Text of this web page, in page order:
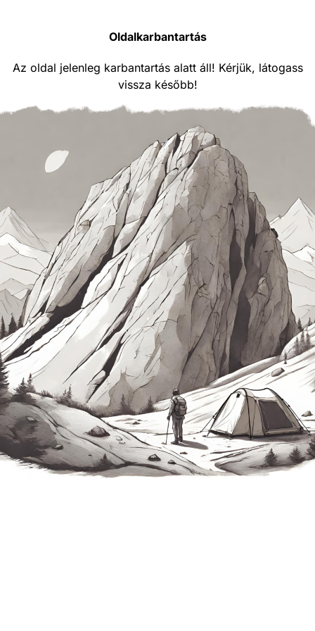
Oldalkarbantartás
Az oldal jelenleg karbantartás alatt áll! Kérjük, látogass
vissza később!